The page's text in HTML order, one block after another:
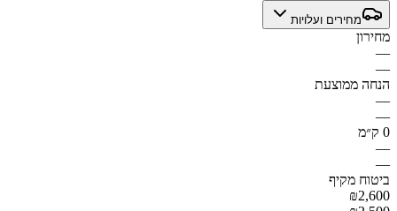
מחירים ועלויות
מחירון
—
—
הנחה ממוצעת
—
—
0 ק״מ
—
—
ביטוח מקיף
₪2,600